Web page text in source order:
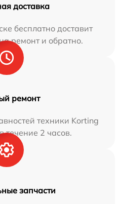
доставка
бесплатно доставит
ремонт и обратно.
ремонт
техники Korting
течение 2 часов.
запчасти